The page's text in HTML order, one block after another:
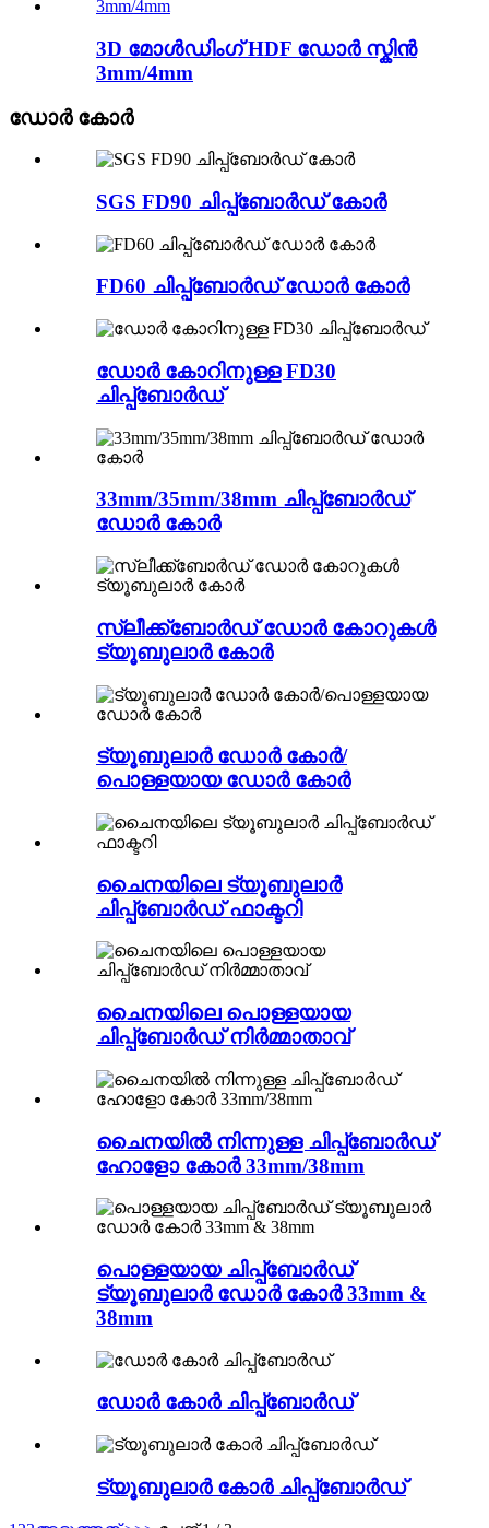
3D മോൾഡിംഗ് HDF ഡോർ സ്കിൻ
3mm/4mm
ഡോർ കോർ
SGS FD90 ചിപ്പ്ബോർഡ് കോർ
FD60 ചിപ്പ്ബോർഡ് ഡോർ കോർ
ഡോർ കോറിനുള്ള FD30
ചിപ്പ്ബോർഡ്
33mm/35mm/38mm ചിപ്പ്ബോർഡ്
ഡോർ കോർ
സ്ലീക്ക്ബോർഡ് ഡോർ കോറുകൾ
ട്യൂബുലാർ കോർ
ട്യൂബുലാർ ഡോർ കോർ/
പൊള്ളയായ ഡോർ കോർ
ചൈനയിലെ ട്യൂബുലാർ
ചിപ്പ്ബോർഡ് ഫാക്ടറി
ചൈനയിലെ പൊള്ളയായ
ചിപ്പ്ബോർഡ് നിർമ്മാതാവ്
ചൈനയിൽ നിന്നുള്ള ചിപ്പ്ബോർഡ്
ഹോളോ കോർ 33mm/38mm
പൊള്ളയായ ചിപ്പ്ബോർഡ്
ട്യൂബുലാർ ഡോർ കോർ 33mm &
38mm
ഡോർ കോർ ചിപ്പ്ബോർഡ്
ട്യൂബുലാർ കോർ ചിപ്പ്ബോർഡ്